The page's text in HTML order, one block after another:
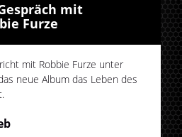
mit
Furze
mit Robbie Furze unter
neue Album das Leben des